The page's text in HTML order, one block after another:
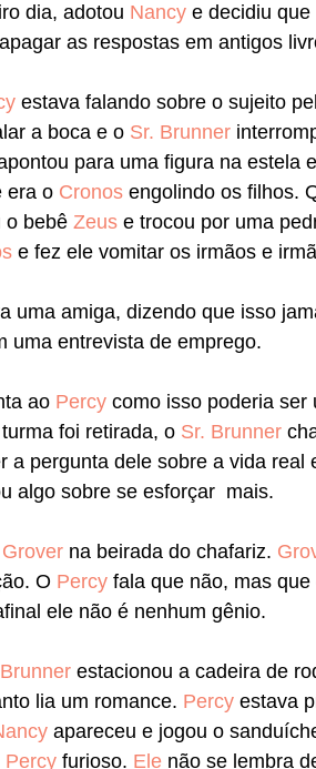
dia, adotou Nancy e decidiu que
as respostas em antigos
estava falando sobre o sujeito
a boca e o Sr. Brunner
para uma figura na estela
era o Cronos engolindo os filhos.
o bebê Zeus e trocou por uma
e fez ele vomitar os irmãos e
uma amiga, dizendo que isso
uma entrevista de emprego.
ao Percy como isso poderia ser
foi retirada, o Sr. Brunner
a pergunta dele sobre a vida real
algo sobre se esforçar  mais.
Grover na beirada do chafariz.
O Percy fala que não, mas
ele não é nenhum gênio.
estacionou a cadeira de
lia um romance. Percy estava
apareceu e jogou o
Percy furioso. Ele não se lembra